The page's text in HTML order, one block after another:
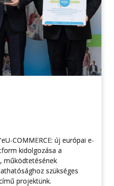
COMMERCE: új európai e-
kidolgozása a
működtetésének
szükséges
projektünk.